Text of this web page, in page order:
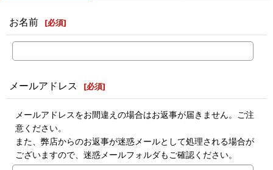
お名前 [必須]
メールアドレス [必須]
メールアドレスをお間違えの場合はお返事が届きません。ご注
意ください。
また、弊店からのお返事が迷惑メールとして処理される場合が
ございますので、迷惑メールフォルダもご確認ください。